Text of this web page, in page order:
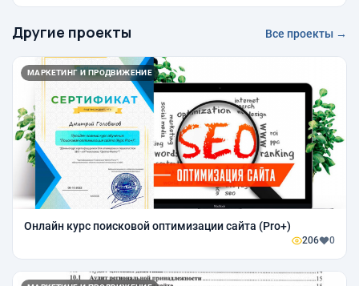
Другие проекты Все проекты →
МАРКЕТИНГ И ПРОДВИЖЕНИЕ
Онлайн курс поисковой оптимизации сайта (Pro+)
206 0